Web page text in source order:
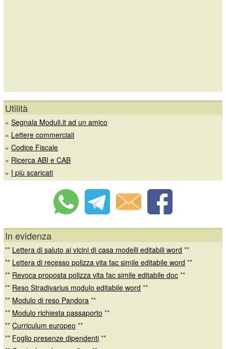
Utilità
»Segnala Moduli.it ad un amico
» Lettere commerciali
»Codice Fiscale
» Ricerca ABI e CAB
» I più scaricati
In evidenza
** Lettera di saluto ai vicini di casa modelli editabili word **
** Lettera di recesso polizza vita fac simile editabile word **
** Revoca proposta polizza vita fac simile editabile doc **
** Reso Stradivarius modulo editabile word **
** Modulo di reso Pandora **
** Modulo richiesta passaporto **
**Curriculum europeo **
** Foglio presenze dipendenti **